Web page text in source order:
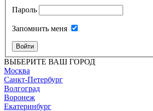
Пароль
Запомнить меня
Войти
ВЫБЕРИТЕ ВАШ ГОРОД
Москва
Санкт-Петербург
Волгоград
Воронеж
Екатеринбург